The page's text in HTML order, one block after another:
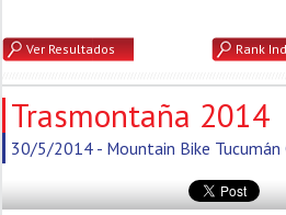
Ver Resultados Rank
Trasmontaña 2014
30/5/2014 - Mountain Bike Tucumán